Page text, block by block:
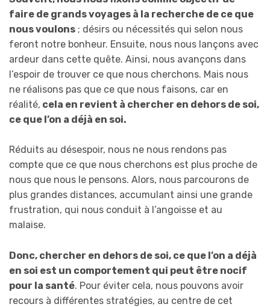
faire de grands voyages à la recherche de ce que
nous voulons ; désirs ou nécessités qui selon nous
feront notre bonheur. Ensuite, nous nous lançons avec
ardeur dans cette quête. Ainsi, nous avançons dans
l’espoir de trouver ce que nous cherchons. Mais nous
ne réalisons pas que ce que nous faisons, car en
réalité, cela en revient à chercher en dehors de soi,
ce que l’on a déjà en soi.
Réduits au désespoir, nous ne nous rendons pas
compte que ce que nous cherchons est plus proche de
nous que nous le pensons. Alors, nous parcourons de
plus grandes distances, accumulant ainsi une grande
frustration, qui nous conduit à l’angoisse et au
malaise.
Donc, chercher en dehors de soi, ce que l’on a déjà
en soi est un comportement qui peut être nocif
pour la santé. Pour éviter cela, nous pouvons avoir
recours à différentes stratégies, au centre de cet